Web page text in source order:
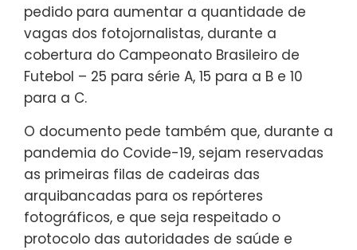
pedido para aumentar a quantidade de
vagas dos fotojornalistas, durante a
cobertura do Campeonato Brasileiro de
Futebol – 25 para série A, 15 para a B e 10
para a C.
O documento pede também que, durante a
pandemia do Covide-19, sejam reservadas
as primeiras filas de cadeiras das
arquibancadas para os repórteres
fotográficos, e que seja respeitado o
protocolo das autoridades de saúde e